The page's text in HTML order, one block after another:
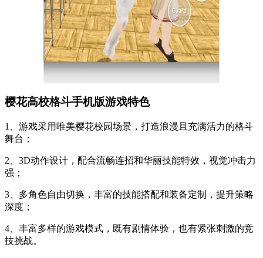
樱花高校格斗手机版游戏特色
1、游戏采用唯美樱花校园场景，打造浪漫且充满活力的格斗
舞台；
2、3D动作设计，配合流畅连招和华丽技能特效，视觉冲击力
强；
3、多角色自由切换，丰富的技能搭配和装备定制，提升策略
深度；
4、丰富多样的游戏模式，既有剧情体验，也有紧张刺激的竞
技挑战。